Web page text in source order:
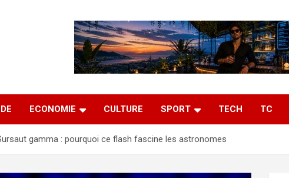
ECONOMIE CULTURE SPORT TECH TC
gamma : pourquoi ce flash fascine les astronomes